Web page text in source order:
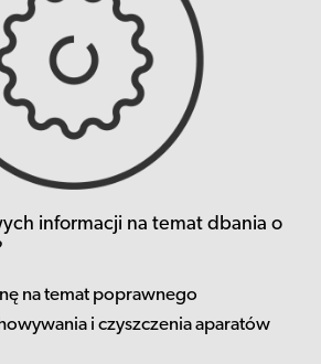
informacji na temat dbania o
na temat poprawnego
i czyszczenia aparatów